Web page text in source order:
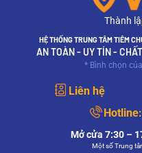
Thành
HỆ THỐNG TRUNG TÂM TIÊM
AN TOÀN - UY TÍN -
* Bình chọn
Liên hệ
Hotline:
Mở cửa 7:30 –
Một số Trung